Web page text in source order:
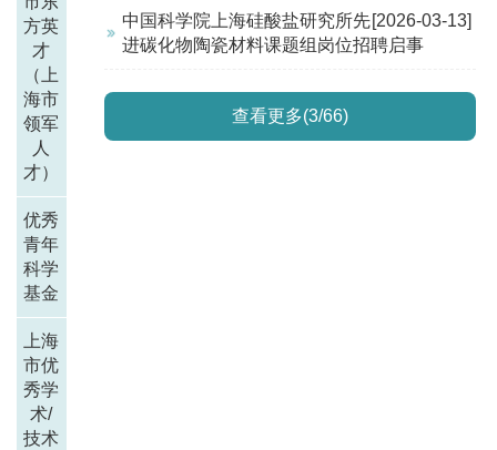
方英
才
（上
海市
领军
人
才）
优秀
青年
科学
基金
上海
市优
秀学
术/
技术
[2026-03-13]
中国科学院上海硅酸盐研究所先
进碳化物陶瓷材料课题组岗位招聘启事
查看更多(3/66)